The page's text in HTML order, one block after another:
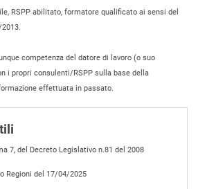
RSPP abilitato, formatore qualificato ai sensi del
competenza del datore di lavoro (o suo
i propri consulenti/RSPP sulla base della
effettuata in passato.
7, del Decreto Legislativo n.81 del 2008
Regioni del 17/04/2025